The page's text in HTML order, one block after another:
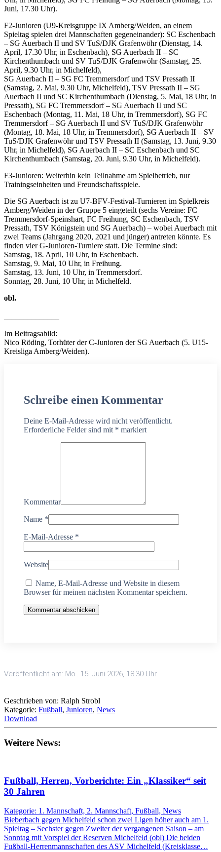
Juni, 17.30 Uhr).
F2-Junioren (U9-Kreisgruppe IX Amberg/Weiden, an einem
Spieltag spielen drei Mannschaften gegeneinander): SC Eschenbach
– SG Auerbach II und SV TuS/DJK Grafenwöhr (Dienstag, 14.
April, 17.30 Uhr, in Eschenbach), SG Auerbach II – SC
Kirchenthumbach und SV TuS/DJK Grafenwöhr (Samstag, 25.
April, 9.30 Uhr, in Michelfeld),
SG Auerbach II – SG FC Tremmersdorf und TSV Pressath II
(Samstag, 2. Mai, 9.30 Uhr, Michelfeld), TSV Pressath II – SG
Auerbach II und SC Kirchenthumbach (Dienstag, 5. Mai, 18 Uhr, in
Pressath), SG FC Tremmersdorf – SG Auerbach II und SC
Eschenbach (Montag, 11. Mai, 18 Uhr, in Tremmersdorf), SG FC
Tremmersdorf – SG Auerbach II und SV TuS/DJK Grafenwöhr
(Montag, 18. Mai, 18 Uhr, in Tremmersdorf), SG Auerbach II – SV
TuS/DJK Grafenwöhr und TSV Pressath II (Samstag, 13. Juni, 9.30
Uhr, in Michelfeld), SG Auerbach II – SC Eschenbach und SC
Kirchenthumbach (Samstag, 20. Juni, 9.30 Uhr, in Michelfeld).
F3-Junioren: Weiterhin kein Teilnahme am Spielbetrieb, nur
Trainingseinheiten und Freundschaftsspiele.
Die SG Auerbach ist zu U7-BFV-Festival-Turnieren im Spielkreis
Amberg/Weiden in der Gruppe 5 eingeteilt (sechs Vereine: FC
Tremmersdorf-Speinshart, FC Freihung, SC Eschenbach, TSV
Pressath, TSV Königstein und SG Auerbach) – wobei Auerbach mit
zwei Teams (Jahrgang 2020, 2021 und jünger) antreten könnte. Es
finden vier G-Junioren-Turniere statt. Die Termine sind:
Samstag, 18. April, 10 Uhr, in Eschenbach.
Samstag, 9. Mai, 10 Uhr, in Freihung.
Samstag, 13. Juni, 10 Uhr, in Tremmersdorf.
Sonntag, 28. Juni, 10 Uhr, in Michelfeld.
obl.
Im Beitragsabild:
Nico Röding, Torhüter der C-Junioren der SG Auerbach (5. U15-
Kreisliga Amberg/Weiden).
Schreibe einen Kommentar
Deine E-Mail-Adresse wird nicht veröffentlicht.
Erforderliche Felder sind mit * markiert
Kommentar
Name *
E-Mail-Adresse *
Website
Name, E-Mail-Adresse und Website in diesem
Browser für meinen nächsten Kommentar speichern.
Kommentar abschicken
Veröffentlicht am: Mo.. 15. Juni 2026, 18:30 Uhr
Geschrieben von: Ralph Strobl
Kategorie: Fußball, Junioren, News
Download
Weitere News:
Fußball, Herren, Vorberichte: Ein „Klassiker“ seit
30 Jahren
Kategorie: 1. Mannschaft, 2. Mannschaft, Fußball, News
Bieberbach gegen Michelfeld schon zwei Ligen höher auch am 1.
Spieltag – Sechster gegen Zweiter der vergangenen Saison – am
Sonntag mit Vorspiel der Reserven Michelfeld (obl) Die beiden
Fußball-Herrenmannschaften des ASV Michelfeld (Kreisklasse…